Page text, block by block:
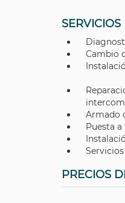
SERVICIOS
Cambio
Armado
Puesta
PRECIOS